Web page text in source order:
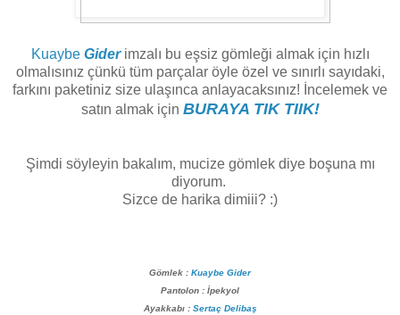
KuaybeGiderimzalı bu eşsiz gömleği almak için hızlı
olmalısınız çünkü tüm parçalar öyle özel ve sınırlı sayıdaki,
farkını paketiniz size ulaşınca anlayacaksınız! İncelemek ve
satın almak için BURAYA TIK TIIK!
Şimdi söyleyin bakalım, mucize gömlek diye boşuna mı
diyorum.
Sizce de harika dimiii? :)
Gömlek : Kuaybe Gider
Pantolon : İpekyol
Ayakkabı : Sertaç Delibaş